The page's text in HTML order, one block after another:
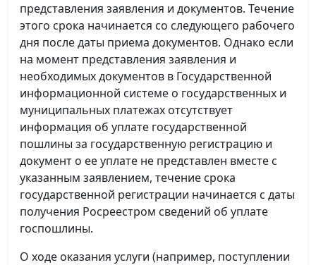
представления заявления и документов. Течение
этого срока начинается со следующего рабочего
дня после даты приема документов. Однако если
на момент представления заявления и
необходимых документов в Государственной
информационной системе о государственных и
муниципальных платежах отсутствует
информация об уплате государственной
пошлины за государственную регистрацию и
документ о ее уплате не представлен вместе с
указанным заявлением, течение срока
государственной регистрации начинается с даты
получения Росреестром сведений об уплате
госпошлины.
О ходе оказания услуги (например, поступлении